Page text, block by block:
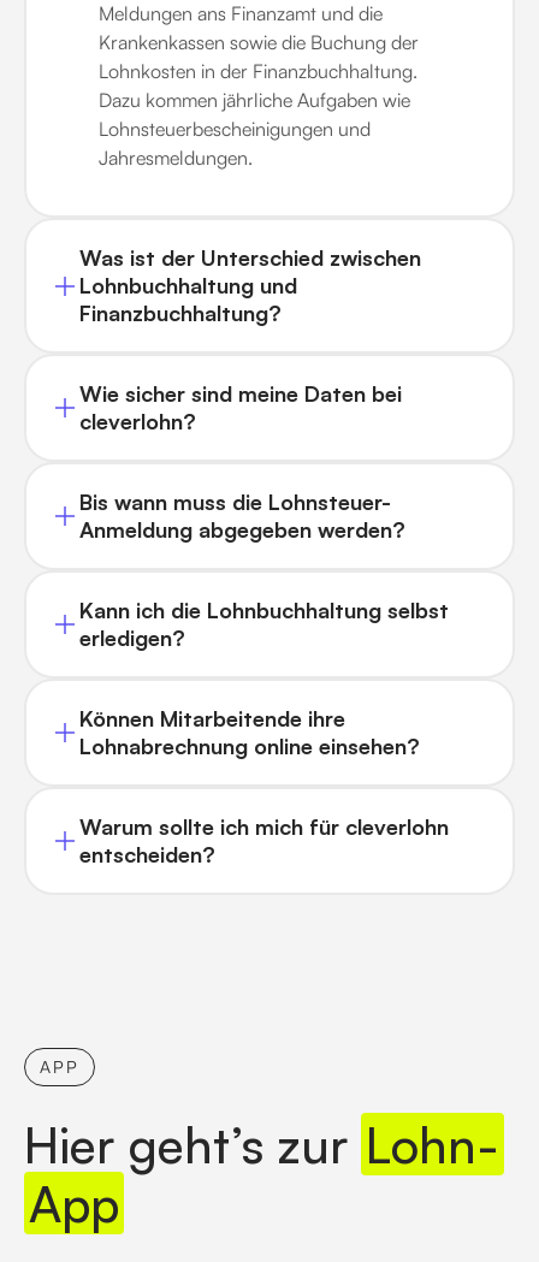
Meldungen ans Finanzamt und die
Krankenkassen sowie die Buchung der
Lohnkosten in der Finanzbuchhaltung.
Dazu kommen jährliche Aufgaben wie
Lohnsteuerbescheinigungen und
Jahresmeldungen.
Was ist der Unterschied zwischen
Lohnbuchhaltung und
Finanzbuchhaltung?
Wie sicher sind meine Daten bei
cleverlohn?
Bis wann muss die Lohnsteuer-
Anmeldung abgegeben werden?
Kann ich die Lohnbuchhaltung selbst
erledigen?
Können Mitarbeitende ihre
Lohnabrechnung online einsehen?
Warum sollte ich mich für cleverlohn
entscheiden?
APP
Hier geht’s zur Lohn-
App